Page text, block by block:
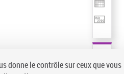
donne le contrôle sur ceux que vous